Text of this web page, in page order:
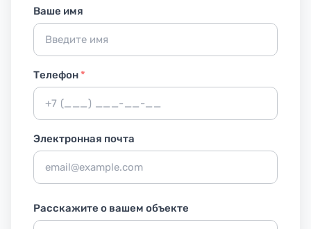
Ваше имя
Телефон*
Электронная почта
Расскажите о вашем объекте